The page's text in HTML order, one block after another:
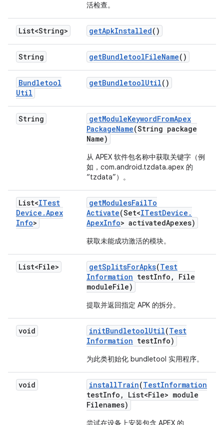
活检查。
List<String> getApkInstalled()
String getBundletoolFileName()
Bundletool
Util
getBundletoolUtil()
String getModuleKeywordFromApex
PackageName(String package
Name)
从 APEX 软件包名称中获取关键字（例
如，com.android.tzdata.apex 的
“tzdata”）。
List<ITest
Device .Apex
Info>
getModulesFailTo
Activate(Set<ITestDevice .
ApexInfo> activatedApexes)
获取未能成功激活的模块。
List<File> getSplitsForApks(Test
Information testInfo ,
File
moduleFile)
提取并返回指定 APK 的拆分。
void initBundletoolUtil(Test
Information testInfo)
为此类初始化 bundletool 实用程序。
void installTrain(TestInformation
testInfo ,
List<File> module
Filenames)
尝试在设备上安装包含 APEX 的